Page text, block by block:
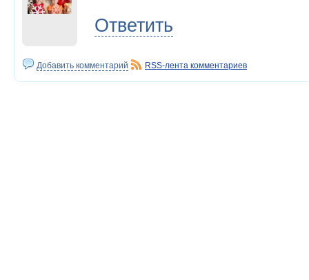
Ответить
Добавить комментарий RSS-лента комментариев